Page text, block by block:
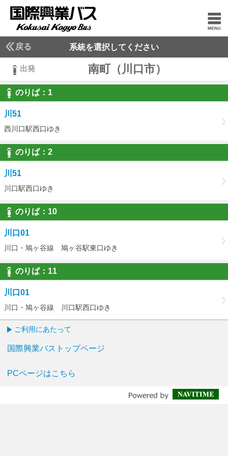
戻る 系統を選択してください
出発 南町（川口市）
のりば： 1
1
川51
西川口駅西口ゆき
のりば： 2
2
川51
川口駅西口ゆき
のりば： 10
10
川口01
川口・鳩ヶ谷線 鳩ヶ谷駅東口ゆき
のりば： 11
11
川口01
川口・鳩ヶ谷線 川口駅西口ゆき
ご利用にあたって
国際興業バストップページ
PCページはこちら